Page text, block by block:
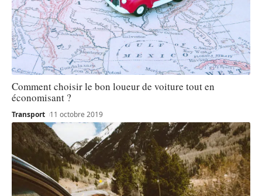
Comment choisir le bon loueur de voiture tout en
économisant ?
Transport 11 octobre 2019